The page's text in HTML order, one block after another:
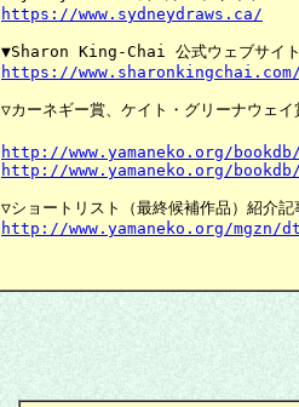
https://www.sydneydraws.ca/
https://
▽カーネギー賞、ケイト・グリーナウェ
http://www.yamaneko.org/
http://www.yamaneko.org/
http://www.yamaneko.org/mgzn/